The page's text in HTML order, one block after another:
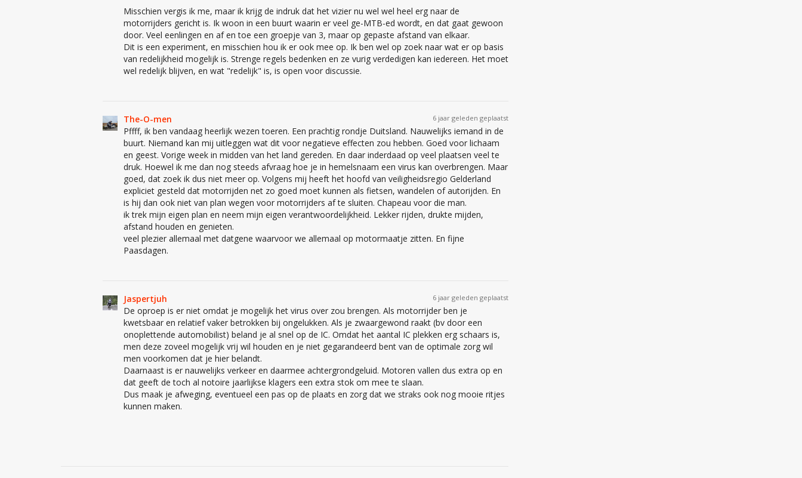
Misschien vergis ik me, maar ik krijg de indruk dat het vizier nu wel wel heel erg naar de
motorrijders gericht is. Ik woon in een buurt waarin er veel ge-MTB-ed wordt, en dat gaat gewoon
door. Veel eenlingen en af en toe een groepje van 3, maar op gepaste afstand van elkaar.
Dit is een experiment, en misschien hou ik er ook mee op. Ik ben wel op zoek naar wat er op basis
van redelijkheid mogelijk is. Strenge regels bedenken en ze vurig verdedigen kan iedereen. Het moet
wel redelijk blijven, en wat "redelijk" is, is open voor discussie.
6 jaar geleden geplaatst
The-O-men
Pffff, ik ben vandaag heerlijk wezen toeren. Een prachtig rondje Duitsland. Nauwelijks iemand in de
buurt. Niemand kan mij uitleggen wat dit voor negatieve effecten zou hebben. Goed voor lichaam
en geest. Vorige week in midden van het land gereden. En daar inderdaad op veel plaatsen veel te
druk. Hoewel ik me dan nog steeds afvraag hoe je in hemelsnaam een virus kan overbrengen. Maar
goed, dat zoek ik dus niet meer op. Volgens mij heeft het hoofd van veiligheidsregio Gelderland
expliciet gesteld dat motorrijden net zo goed moet kunnen als fietsen, wandelen of autorijden. En
is hij dan ook niet van plan wegen voor motorrijders af te sluiten. Chapeau voor die man.
ik trek mijn eigen plan en neem mijn eigen verantwoordelijkheid. Lekker rijden, drukte mijden,
afstand houden en genieten.
veel plezier allemaal met datgene waarvoor we allemaal op motormaatje zitten. En fijne
Paasdagen.
6 jaar geleden geplaatst
Jaspertjuh
De oproep is er niet omdat je mogelijk het virus over zou brengen. Als motorrijder ben je
kwetsbaar en relatief vaker betrokken bij ongelukken. Als je zwaargewond raakt (bv door een
onoplettende automobilist) beland je al snel op de IC. Omdat het aantal IC plekken erg schaars is,
men deze zoveel mogelijk vrij wil houden en je niet gegarandeerd bent van de optimale zorg wil
men voorkomen dat je hier belandt.
Daarnaast is er nauwelijks verkeer en daarmee achtergrondgeluid. Motoren vallen dus extra op en
dat geeft de toch al notoire jaarlijkse klagers een extra stok om mee te slaan.
Dus maak je afweging, eventueel een pas op de plaats en zorg dat we straks ook nog mooie ritjes
kunnen maken.